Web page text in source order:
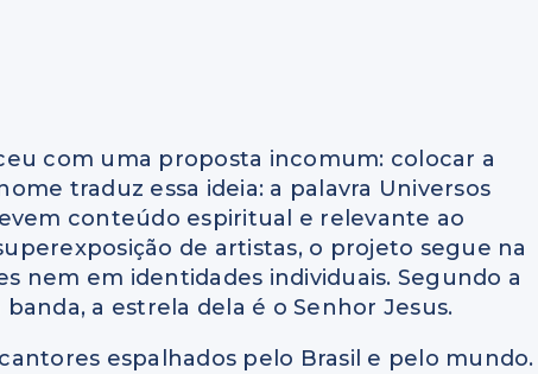
com uma proposta incomum: colocar a
traduz essa ideia: a palavra Universos
conteúdo espiritual e relevante ao
de artistas, o projeto segue na
nem em identidades individuais. Segundo a
a estrela dela é o Senhor Jesus.
espalhados pelo Brasil e pelo mundo.